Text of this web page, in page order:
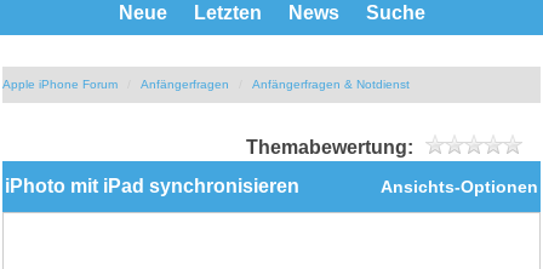
Neue Letzten News Suche
Apple iPhone Forum Anfängerfragen Anfängerfragen & Notdienst
Themabewertung:
Ansichts-Optionen
iPhoto mit iPad synchronisieren